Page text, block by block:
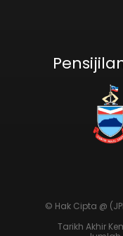
© Hak Cipta @
Tarikh Akhir